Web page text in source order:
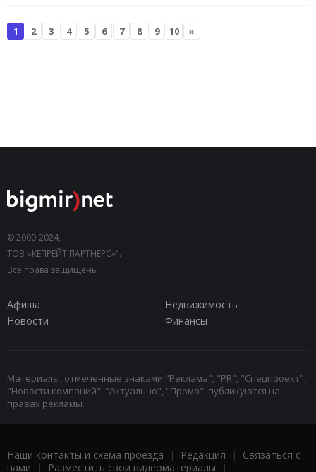
1 2 3 4 5 6 7 8 9 10 »
© 2000-2024,
ТОВ «КЕПРЕЙТ ПАРТНЕРС»".
Все права защищены.
Афиша
Недвижимость
Новости
Финансы
Материалы, отмеченные знаками "Реклама", "PR", "Спецпроект",
"Новости компаний", "Актуально", "Промо", публикуются на
правах рекламы.
Наши контакты и схема проезда | Редакция | Связаться с
нами | Разместить свои видеоматериалы |